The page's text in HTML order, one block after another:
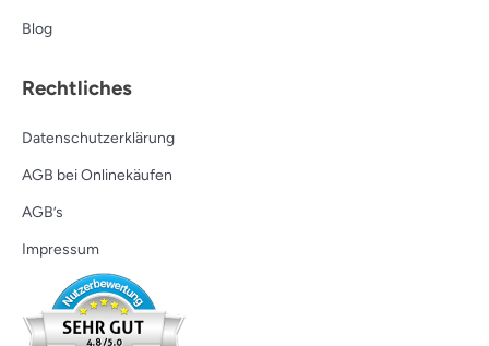
Blog
Rechtliches
Datenschutzerklärung
AGB bei Onlinekäufen
AGB’s
Impressum